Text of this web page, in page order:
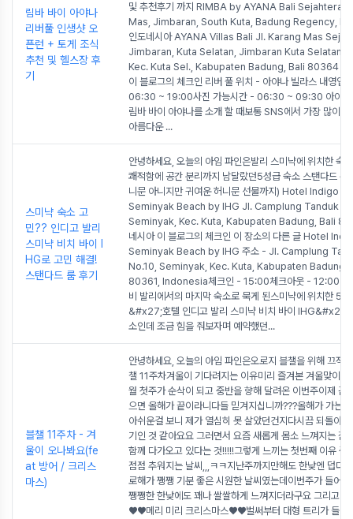
림바 바이 아야나
리버풀 인생샷 오
픈런 + 토게 조식
추천 및 헬스장 후
기
및 추천후기 까지 RIMBA by AYANA Bali Sejahtera,
Mas, Jimbaran, South Kuta, Badung Regency,
인도네시아 AYANA Villas Bali Jl. Karang Mas
Jimbaran, Kuta Selatan, Jimbaran Kuta Selatan,
Kec. Kuta Sel., Kabupaten Badung, Bali 80364 인
이 블로그의 체크인 리버 풀 위치 - 아야나 빌라스 내영업
06:30 ~ 19:00사진 가능시간 - 06:30 ~ 09:30 아야나
림바 바이 아야나를 소개 할 때보통 SNS에서 가장 많이
아름다운 ...
스미냑 숙소 고
민?? 인디고 발리
스미냑 비치 바이 I
HG로 고민 해결!
스탠다드 룸 후기
안녕하세요, 오늘의 아임 파인은발리 스미냑에 위치한 숙
쾌적함에 공간 분리까지 남달랐던5성급 숙소 스탠다드 룸
니문 아니지만 귀여운 허니문 선물까지) Hotel Indigo
Seminyak Beach by IHG Jl. Camplung Tanduk
Seminyak, Kec. Kuta, Kabupaten Badung, Bali
네시아 이 블로그의 체크인 이 장소의 다른 글 Hotel
Seminyak Beach by IHG 주소 - Jl. Camplung
No.10, Seminyak, Kec. Kuta, Kabupaten Badung,
80361, Indonesia체크인 - 15:00체크아웃 - 12:00 호
비 발리에서의 마지막 숙소로 묵게 된스미냑에 위치한 5성
&#x27;호텔 인디고 발리 스미냑 비치 바이 IHG&#x27;
소인데 조금 힘을 줘보자며 예약했던...
블챌 11주차 - 겨
울이 오나봐요(fe
at 방어 / 크리스
마스)
안녕하세요, 오늘의 아임 파인은오로지 블챌을 위해 끄적
챌 11주차겨울이 기다려지는 이유미리 즐겨본 겨울맞이
월 첫주가 순삭이 되고 중반을 향해 달려온 이번주이제 곧
으면 올해가 끝이라니다들 믿겨지십니까???올해가 가는
아쉬운걸 보니 제가 열심히 못 살았던건지다시끔 되돌아
기인 것 같아요요 그러면서 요즘 새롭게 몸소 느껴지는 점
함께 다가오고 있다는 것!!!!!그렇게 느끼는 첫번째 이유 중
점점 추워지는 날씨,,,ㅋㅋ지난주까지만해도 한낮엔 덥다
로해가 쨍쨍 기분 좋은 시원한 날씨였는데이번주가 들어
쨍쨍한 한낮에도 꽤나 쌀쌀하게 느껴지더라구요 그리고
♥♥메리 미리 크리스마스♥♥벌써부터 대형 트리가 들어